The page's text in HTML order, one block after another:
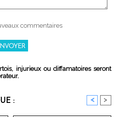
commentaires
injurieux ou diffamatoires seront
: < >